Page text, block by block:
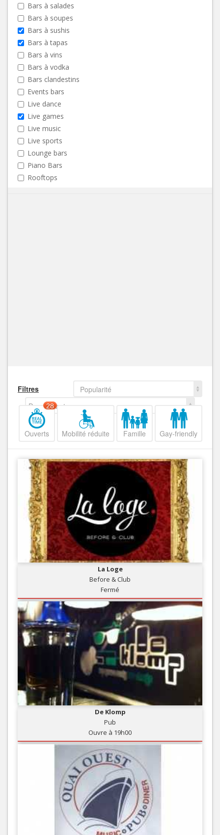
Bars à salades
Bars à soupes
Bars à sushis
Bars à tapas
Bars à vins
Bars à vodka
Bars clandestins
Events bars
Live dance
Live games
Live music
Live sports
Lounge bars
Piano Bars
Rooftops
Filtres
Popularité
Decroissant
Ouverts
28
Mobilité réduite Famille Gay-friendly
La Loge
Before & Club
Fermé
De Klomp
Pub
Ouvre à 19h00